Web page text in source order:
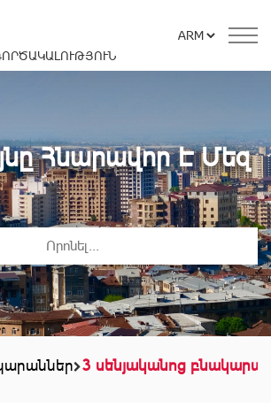
Հնարավոր Է Մեզ
3 սենյականոց բնակարան